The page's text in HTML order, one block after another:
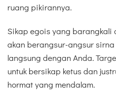
ruang pikirannya.
Sikap egois yang barangkali
akan berangsur-angsur
langsung dengan Anda.
untuk bersikap ketus dan
hormat yang mendalam.